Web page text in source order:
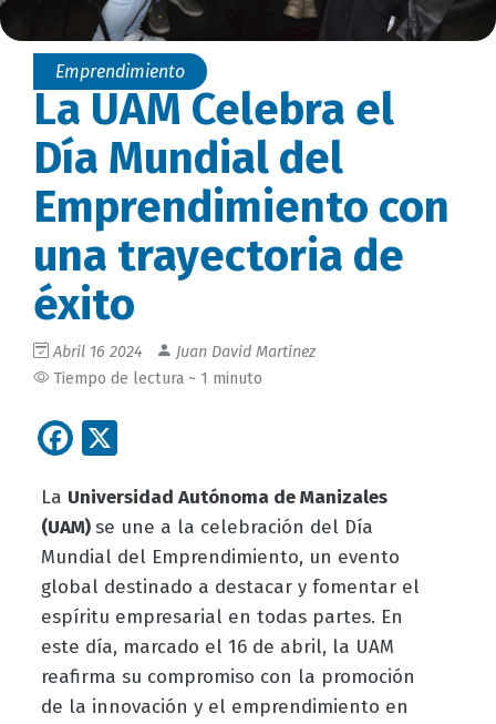
Emprendimiento
La UAM Celebra el
Día Mundial del
Emprendimiento con
una trayectoria de
éxito
Abril 16 2024
Juan David Martinez
Tiempo de lectura ~ 1 minuto
Facebook
La Universidad Autónoma de Manizales
(UAM)se une a la celebración del Día
Mundial del Emprendimiento, un evento
global destinado a destacar y fomentar el
espíritu empresarial en todas partes. En
este día, marcado el 16 de abril, la UAM
reafirma su compromiso con la promoción
de la innovación y el emprendimiento en